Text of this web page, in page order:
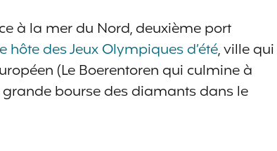
à la mer du Nord, deuxième port
hôte des Jeux Olympiques d’été, ville qui
(Le Boerentoren qui culmine à
bourse des diamants dans le